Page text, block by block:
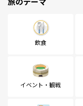
飲食
イベント・観戦